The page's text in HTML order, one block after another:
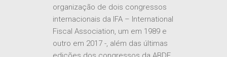
organização de dois congressos
internacionais da IFA – International
Fiscal Association, um em 1989 e
outro em 2017 -, além das últimas